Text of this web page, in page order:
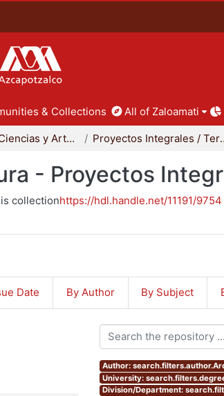
& Collections All of Zaloamati
División de Ciencias y Artes para el Diseño Proyectos
- Proyectos
collectionhttps://hdl.handle.net/11191/9754
Date By Author By Subject
Author:
University:
Division/Department: